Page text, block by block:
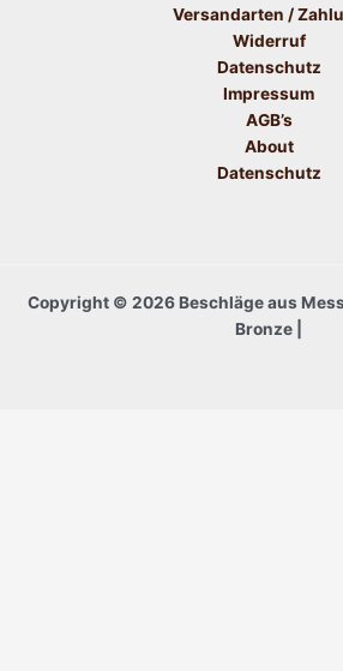
Versandarten /
Widerruf
Datenschutz
Impressum
AGB’s
About
Datenschutz
Copyright © 2026 Beschläge aus
Bronze |